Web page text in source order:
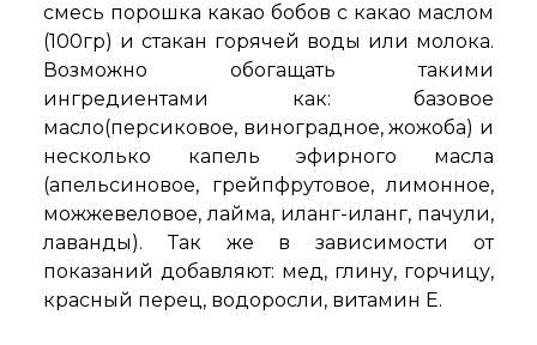
смесь порошка какао бобов с какао маслом
(100гр) и стакан горячей воды или молока.
Возможно обогащать такими
ингредиентами как: базовое
масло(персиковое, виноградное, жожоба) и
несколько капель эфирного масла
(апельсиновое, грейпфрутовое, лимонное,
можжевеловое, лайма, иланг-иланг, пачули,
лаванды). Так же в зависимости от
показаний добавляют: мед, глину, горчицу,
красный перец, водоросли, витамин Е.